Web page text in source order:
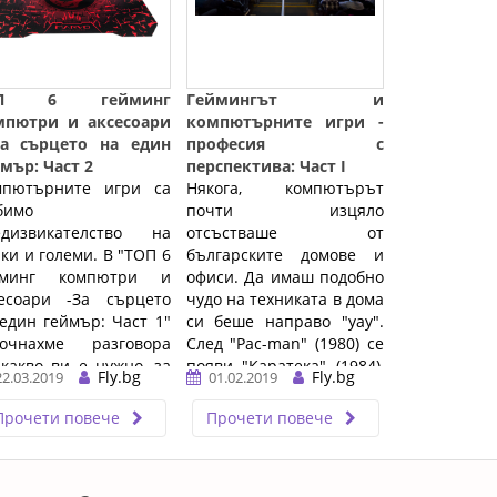
6 гейминг
и аксесоари
сърцето на един
Част 2
игри са
на
и големи. В "ТОП 6
компютри и
-За сърцето
геймър: Част 1"
разговора
ви е нужно, за
...…
Fly.bg
повече
Геймингът и
компютърните игри -
професия с
перспектива: Част I
Някога, компютърът
почти изцяло
отсъстваше от
българските домове и
офиси. Да имаш подобно
чудо на техниката в дома
си беше направо "уау".
След "Pac-man" (1980) се
появи "Каратека" (1984),
после ...…
01.02.2019
Fly.bg
Прочети повече